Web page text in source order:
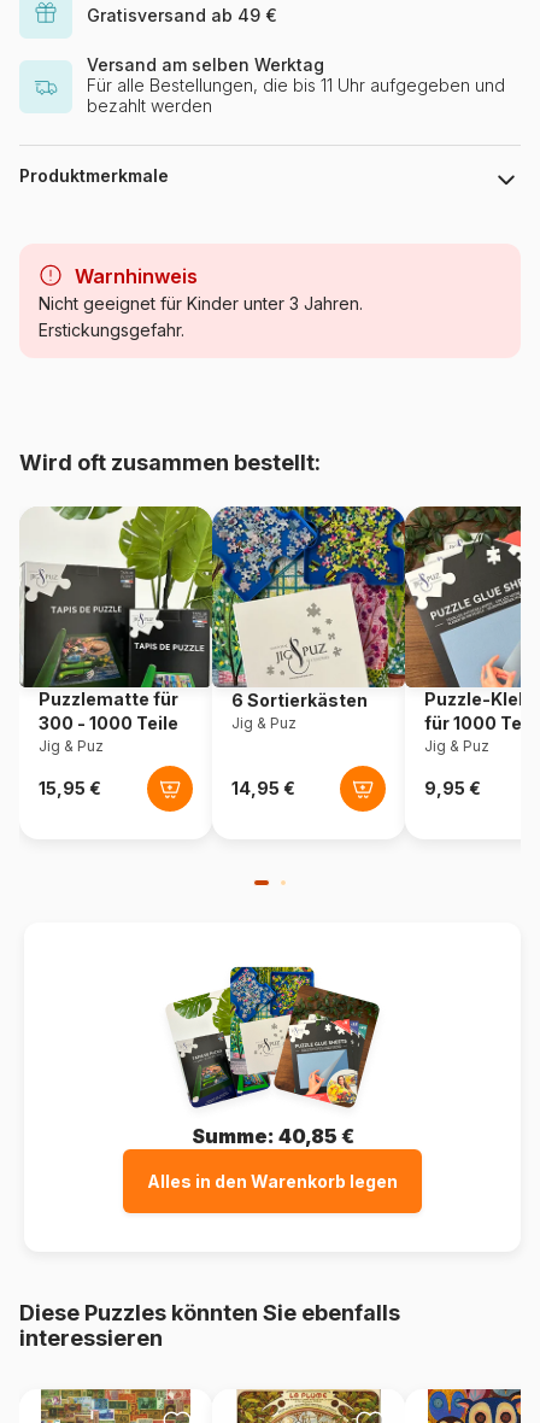
Gratisversand ab 49 €
Versand am selben Werktag
Für alle Bestellungen, die bis 11 Uhr aufgegeben und
bezahlt werden
Produktmerkmale
Kategorie Puzzle Retro und Nostalgie
Artikelnummer Dtoys-75697
EAN 5947502875697
Teileanzahl 1000 Teile
Maße 68 x 47 cm
Warnhinweis
Nicht geeignet für Kinder unter 3 Jahren.
Erstickungsgefahr.
Wird oft zusammen bestellt:
Puzzlematte für
300 - 1000 Teile
Jig & Puz
6 Sortierkästen
Jig & Puz
Puzzle-
für 1000
Jig & Puz
Summe: 40,85 €
Alles in den Warenkorb legen
Diese Puzzles könnten Sie ebenfalls
interessieren